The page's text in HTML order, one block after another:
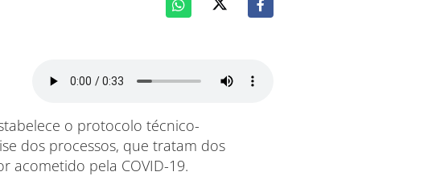
o protocolo técnico-
dos processos, que tratam dos
acometido pela COVID-19.